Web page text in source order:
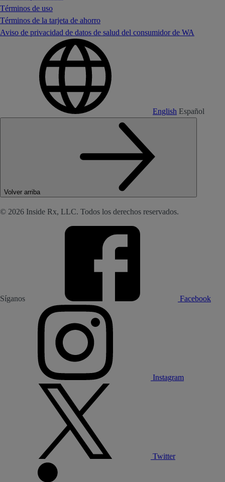
Términos de uso
Términos de la tarjeta de ahorro
Aviso de privacidad de datos de salud del consumidor de WA
English Español
Volver arriba
© 2026 Inside Rx, LLC. Todos los derechos reservados.
Síganos Facebook
Instagram
Twitter